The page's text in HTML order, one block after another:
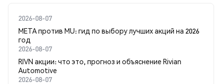
2026-08-07
META против MU: гид по выбору лучших акций на 2026
год
2026-08-07
RIVN акции: что это, прогноз и объяснение Rivian
Automotive
2026-08-07